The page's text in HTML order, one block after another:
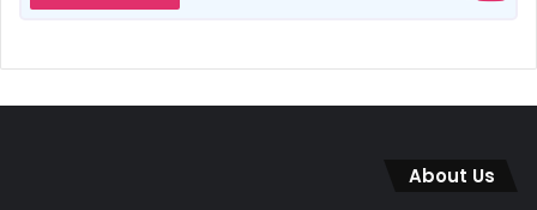
About Us